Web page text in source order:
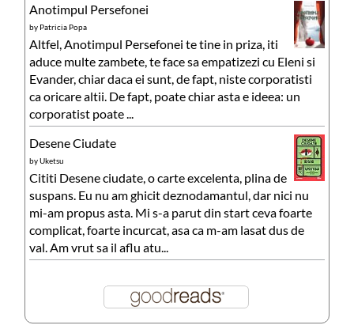
Anotimpul Persefonei
by Patricia Popa
Altfel, Anotimpul Persefonei te tine in priza, iti
aduce multe zambete, te face sa empatizezi cu Eleni si
Evander, chiar daca ei sunt, de fapt, niste corporatisti
ca oricare altii. De fapt, poate chiar asta e ideea: un
corporatist poate ...
Desene Ciudate
byUketsu
Cititi Desene ciudate, o carte excelenta, plina de
suspans. Eu nu am ghicit deznodamantul, dar nici nu
mi-am propus asta. Mi s-a parut din start ceva foarte
complicat, foarte incurcat, asa ca m-am lasat dus de
val. Am vrut sa il aflu atu...